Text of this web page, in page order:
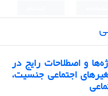
و اصطلاحات رایج در
اجتماعی جنسیت،